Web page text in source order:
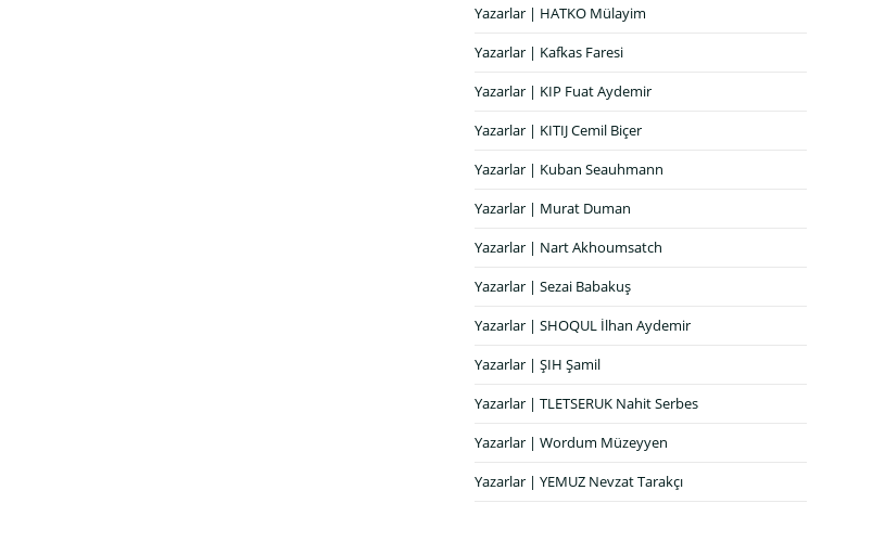
Yazarlar | HATKO Mülayim
Yazarlar | Kafkas Faresi
Yazarlar | KIP Fuat Aydemir
Yazarlar | KITIJ Cemil Biçer
Yazarlar | Kuban Seauhmann
Yazarlar | Murat Duman
Yazarlar | Nart Akhoumsatch
Yazarlar | Sezai Babakuş
Yazarlar | SHOQUL İlhan Aydemir
Yazarlar | ŞIH Şamil
Yazarlar | TLETSERUK Nahit Serbes
Yazarlar | Wordum Müzeyyen
Yazarlar | YEMUZ Nevzat Tarakçı